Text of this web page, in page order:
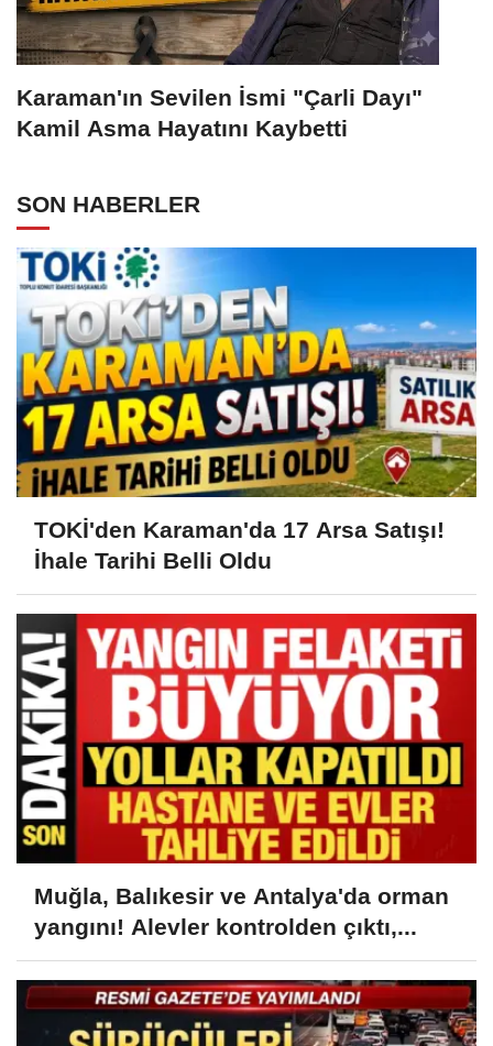
Karaman'ın Sevilen İsmi "Çarli Dayı"
Kamil Asma Hayatını Kaybetti
SON HABERLER
TOKİ'den Karaman'da 17 Arsa Satışı!
İhale Tarihi Belli Oldu
Muğla, Balıkesir ve Antalya'da orman
yangını! Alevler kontrolden çıktı,...